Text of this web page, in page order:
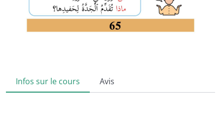
Infos sur le cours Avis